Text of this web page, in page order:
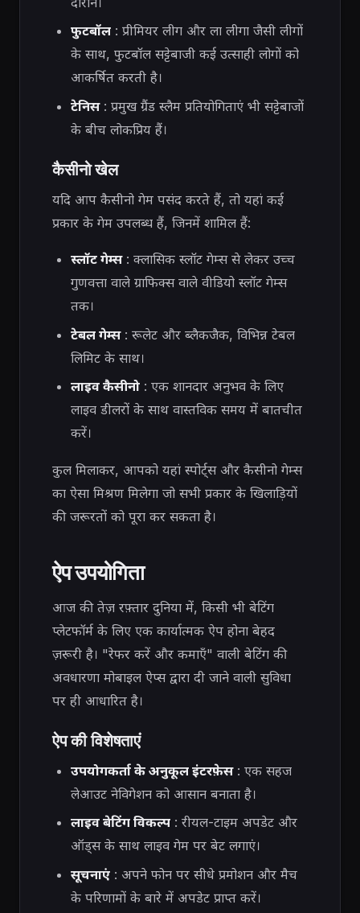
फुटबॉल: प्रीमियर लीग और ला लीगा जैसी लीगों
के साथ, फुटबॉल सट्टेबाजी कई उत्साही लोगों को
आकर्षित करती है।
टेनिस: प्रमुख ग्रैंड स्लैम प्रतियोगिताएं भी सट्टेबाजों
के बीच लोकप्रिय हैं।
कैसीनो खेल
यदि आप कैसीनो गेम पसंद करते हैं, तो यहां कई
प्रकार के गेम उपलब्ध हैं, जिनमें शामिल हैं:
स्लॉट गेम्स: क्लासिक स्लॉट गेम्स से लेकर उच्च
गुणवत्ता वाले ग्राफिक्स वाले वीडियो स्लॉट गेम्स
तक।
टेबल गेम्स: रूलेट और ब्लैकजैक, विभिन्न टेबल
लिमिट के साथ।
लाइव कैसीनो: एक शानदार अनुभव के लिए
लाइव डीलरों के साथ वास्तविक समय में बातचीत
करें।
कुल मिलाकर, आपको यहां स्पोर्ट्स और कैसीनो गेम्स
का ऐसा मिश्रण मिलेगा जो सभी प्रकार के खिलाड़ियों
की जरूरतों को पूरा कर सकता है।
ऐप उपयोगिता
आज की तेज़ रफ़्तार दुनिया में, किसी भी बेटिंग
प्लेटफॉर्म के लिए एक कार्यात्मक ऐप होना बेहद
ज़रूरी है। "रेफर करें और कमाएँ" वाली बेटिंग की
अवधारणा मोबाइल ऐप्स द्वारा दी जाने वाली सुविधा
पर ही आधारित है।
ऐप की विशेषताएं
उपयोगकर्ता के अनुकूल इंटरफ़ेस: एक सहज
लेआउट नेविगेशन को आसान बनाता है।
लाइव बेटिंग विकल्प: रीयल-टाइम अपडेट और
ऑड्स के साथ लाइव गेम पर बेट लगाएं।
सूचनाएं: अपने फोन पर सीधे प्रमोशन और मैच
के परिणामों के बारे में अपडेट प्राप्त करें।